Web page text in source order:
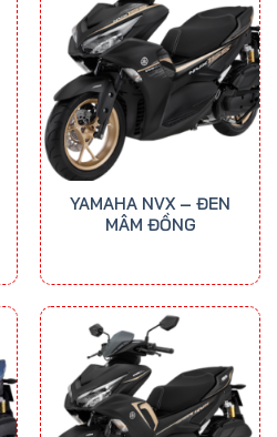
YAMAHA NVX – ĐEN
MÂM ĐỒNG